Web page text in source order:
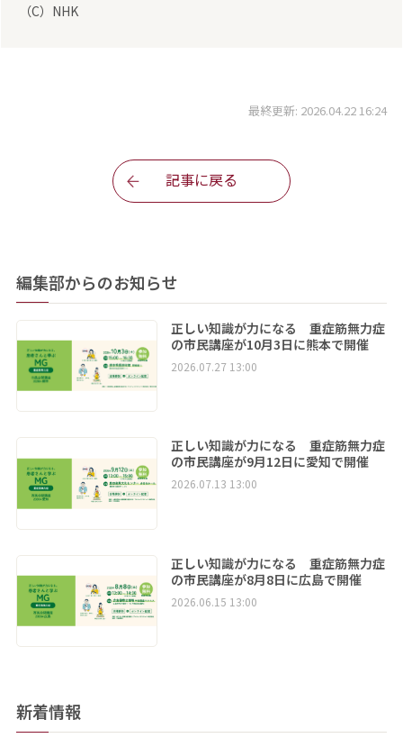
（C）NHK
最終更新: 2026.04.22 16:24
記事に戻る
編集部からのお知らせ
正しい知識が力になる 重症筋無力症
の市民講座が10月3日に熊本で開催
2026.07.27 13:00
正しい知識が力になる 重症筋無力症
の市民講座が9月12日に愛知で開催
2026.07.13 13:00
正しい知識が力になる 重症筋無力症
の市民講座が8月8日に広島で開催
2026.06.15 13:00
新着情報